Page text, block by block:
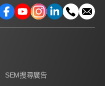
SEM搜尋廣告